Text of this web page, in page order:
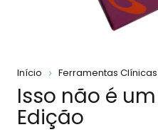
Início Ferramentas Clínicas
Isso não é
Edição